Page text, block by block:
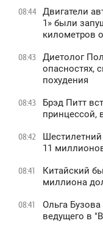
08:44
Двигатели
1» были
километров
08:43
Диетолог
опасностях,
похудения
08:43
Брэд Питт
принцессой,
08:42
Шестилетний
11
08:41
Китайский
миллиона
08:41
Ольга
ведущего в